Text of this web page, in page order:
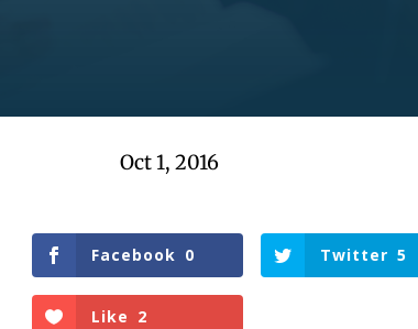
Oct 1, 2016
Facebook 0 Twitter 5
Like 2